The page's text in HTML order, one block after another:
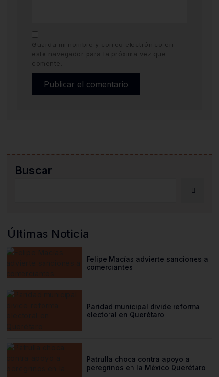
Guarda mi nombre y correo electrónico en
este navegador para la próxima vez que
comente.
Buscar
Últimas Noticia
Felipe Macías advierte sanciones a
comerciantes
Paridad municipal divide reforma
electoral en Querétaro
Patrulla choca contra apoyo a
peregrinos en la México Querétaro